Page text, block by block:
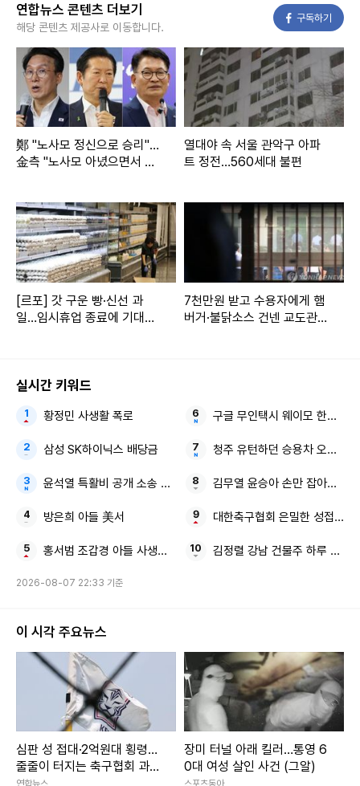
연합뉴스 콘텐츠 더보기
해당 콘텐츠 제공사로 이동합니다.
구독하기
鄭 "노사모 정신으로 승리"…
金측 "노사모 아녔으면서 적
열대야 속 서울 관악구 아파
트 정전…560세대 불편
[르포] 갓 구운 빵·신선 과
일…임시휴업 종료에 기대감
7천만원 받고 수용자에게 햄
버거·불닭소스 건넨 교도관…
실시간 키워드
황정민 사생활 폭로
삼성 SK하이닉스 배당금
윤석열 특활비 공개 소송 대통령실
방은희 아들 美서
홍서범 조갑경 아들 사생활 논란
구글 무인택시 웨이모 한국 진
청주 유턴하던 승용차 오토바이
김무열 윤승아 손만 잡아도 영
대한축구협회 은밀한 성접대
김정렬 강남 건물주 하루 1억
2026-08-07 22:33 기준
이 시각 주요뉴스
심판 성 접대·2억원대 횡령…
줄줄이 터지는 축구협회 과거
장미 터널 아래 킬러…통영 6
0대 여성 살인 사건 (그알)